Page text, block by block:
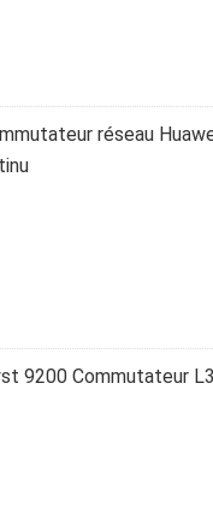
réseau
9200 Commutateur